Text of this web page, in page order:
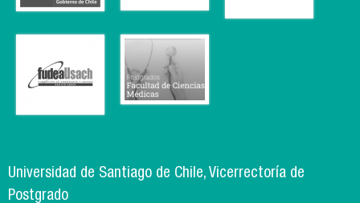
Universidad de Santiago de Chile, Vicerrectoría de
Postgrado